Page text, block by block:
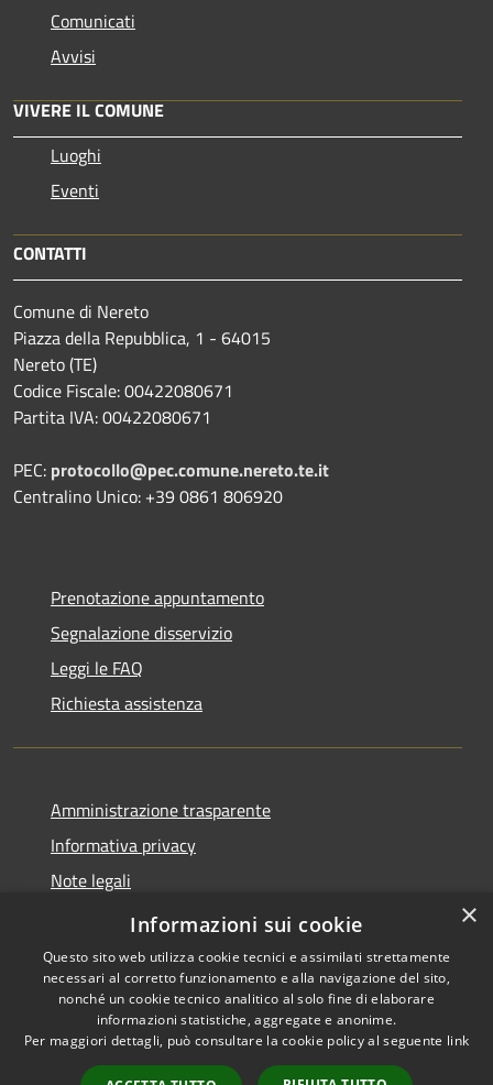
Comunicati
Avvisi
VIVERE IL COMUNE
Luoghi
Eventi
CONTATTI
Comune di Nereto
Piazza della Repubblica, 1 - 64015
Nereto (TE)
Codice Fiscale: 00422080671
Partita IVA: 00422080671
PEC: protocollo@pec.comune.nereto.te.it
Centralino Unico: +39 0861 806920
Prenotazione appuntamento
Segnalazione disservizio
Leggi le FAQ
Richiesta assistenza
Amministrazione trasparente
Informativa privacy
Note legali
Dichiarazione di accessibilità
Accessibilità
Copyright © 2026 • Comune di
Nereto • Powered by
Municipium• Accesso
×
Informazioni sui cookie
Questo sito web utilizza cookie tecnici e assimilati strettamente
necessari al corretto funzionamento e alla navigazione del sito,
nonché un cookie tecnico analitico al solo fine di elaborare
informazioni statistiche, aggregate e anonime.
Per maggiori dettagli, può consultare la cookie policy al seguente link